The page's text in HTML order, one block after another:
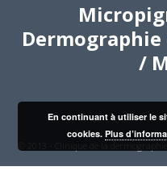
/
© 2013 - Clinique de la
En continuant à utiliser le
cookies.Plus